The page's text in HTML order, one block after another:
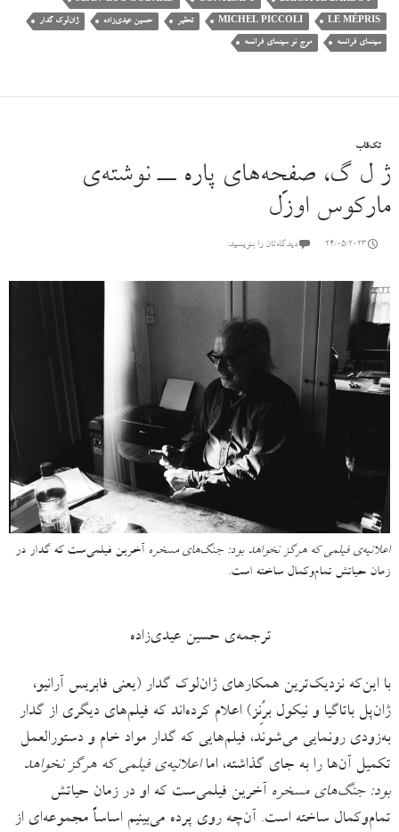
LE MÉPRIS
MICHEL PICCOLI تحقیر حسین عیدی‌زاده ژان‌لوک گدار
سینمای فرانسه موج نو سینمای فرانسه
تک‌قاب
ژ ل گ، صفحه‌های پاره ــ نوشته‌ی
مارکوس اوزَل
24/05/2023 دیدگاه‌تان را بنویسید:
اعلانیه‌ی فیلمی که هرگز نخواهد بود: جنگ‌های مسخره آخرین فیلمی‌ست که گدار در
زمان حیاتش تمام‌وکمال ساخته است.
ترجمه‌ی حسین عیدی‌زاده
با این‌که نزدیک‌ترین همکارهای ژان‌لوک گدار (یعنی فابریس آرانیو،
ژان‌پل باتاگیا و نیکول برُنِز) اعلام کرده‌اند که فیلم‌های دیگری از گدار
به‌زودی رونمایی می‌شوند، فیلم‌هایی که گدار مواد خام و دستورالعمل
تکمیل آن‌ها را به جای گذاشته، امااعلانیه‌ی فیلمی که هرگز نخواهد
بود: جنگ‌های مسخره آخرین فیلمی‌ست که او در زمان حیاتش
تمام‌وکمال ساخته است. آن‌چه روی پرده می‌بینیم اساساً مجموعه‌ای از